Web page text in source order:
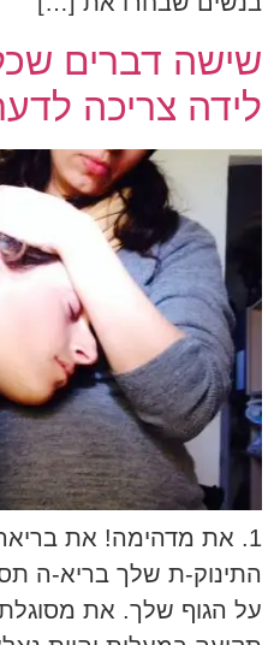
שישה דברים
לידה צריכה
1. את מדהימה! את
התינוק-ת שלך בריא-ה
על הגוף שלך. את